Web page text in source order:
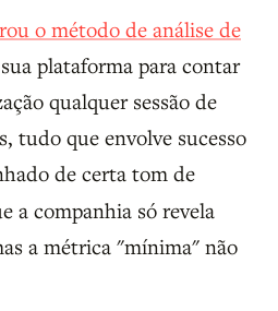
o método de análise de
plataforma para contar
qualquer sessão de
tudo que envolve sucesso
de certa tom de
a companhia só revela
a métrica "mínima" não